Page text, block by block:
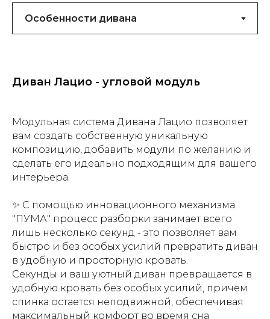
Диван Лацио - угловой модуль
Модульная система Дивана Лацио позволяет
вам создать собственную уникальную
композицию, добавить модули по желанию и
сделать его идеально подходящим для вашего
интерьера.
✨ С помощью инновационного механизма
"ПУМА" процесс разборки занимает всего
лишь несколько секунд - это позволяет вам
быстро и без особых усилий превратить диван
в удобную и просторную кровать.
Секунды и ваш уютный диван превращается в
удобную кровать без особых усилий, причем
спинка остается неподвижной, обеспечивая
максимальный комфорт во время сна